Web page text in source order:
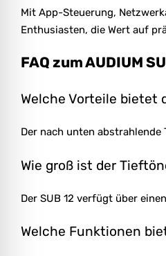
Mit App-Steuerung,
Enthusiasten, die Wert auf
FAQ zum AUDIUM
Welche Vorteile bietet
Der nach unten
Wie groß ist der
Der SUB 12 verfügt über
Welche Funktionen